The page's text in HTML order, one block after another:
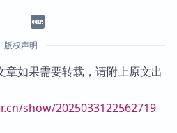
版权声明
如果需要转载，请附上原文出
show/2025033122562719